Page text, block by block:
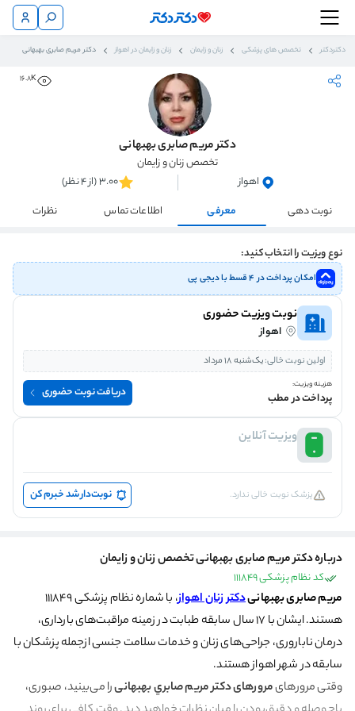
دکتردکتر تخصص های پزشکی زنان و زایمان زنان و زایمان در اهواز دکتر مریم صابری بهبهانی
16.8K
دکتر مریم صابری بهبهانی
تخصص زنان و زایمان
اهواز
3.00 (از 4 نظر)
نوبت دهی
معرفی اطلاعات تماس نظرات
نوع ویزیت را انتخاب کنید:
امکان پرداخت در ۴ قسط با دیجی پی
نوبت ویزیت حضوری
اهواز
اولین نوبت خالی:یک‌شنبه 18 مرداد
هزینه ویزیت:
پرداخت در مطب دریافت نوبت حضوری
ویزیت آنلاین
پزشک نوبت خالی ندارد. نوبت‌دار شد خبرم کن
درباره دکتر مریم صابری بهبهانی تخصص زنان و زایمان
کد نظام پزشکی 111849
مریم صابری بهبهانیدکتر زنان اهواز
، با شماره نظام پزشکی 111849
هستند. ایشان با ۱۷ سال سابقه طبابت در زمینه مراقبت‌های بارداری،
درمان ناباروری، جراحی‌های زنان و خدمات سلامت جنسی ازجمله پزشکان با
سابقه در شهر اهواز هستند.
وقتی مرورهایمرورهای دكتر مريم صابري بهبهانیرا می‌بینید، صبوری،